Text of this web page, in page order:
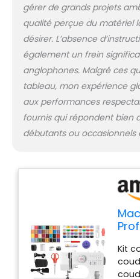
pré-
【
les
gérer de grands projets
qualité perçue du matériel
désirer. L’absence
également un frein
anglophones. Malgré ces
tableau, mon expérience
aux performances
fournis qui répondent bien
débutants ou occasionnels
Kit